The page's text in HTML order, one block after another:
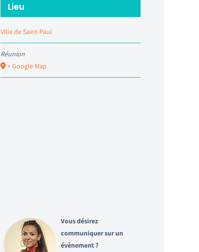
Lieu
Ville de Saint-Paul
Réunion
+ Google Map
Vous désirez
communiquer sur un
évènement ?